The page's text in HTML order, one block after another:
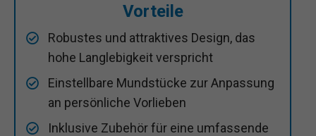
Vorteile
Robustes und attraktives Design, das
hohe Langlebigkeit verspricht
Einstellbare Mundstücke zur Anpassung
an persönliche Vorlieben
Inklusive Zubehör für eine umfassende